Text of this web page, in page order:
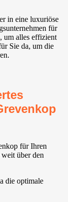
in eine luxuriöse
für
um alles effizient
Sie da, um die
für Ihren
über den
die optimale